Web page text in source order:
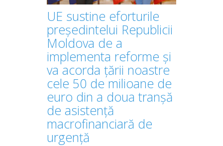
UE sustine eforturile
președintelui Republicii
Moldova de a
implementa reforme și
va acorda țării noastre
cele 50 de milioane de
euro din a doua tranșă
de asistență
macrofinanciară de
urgență